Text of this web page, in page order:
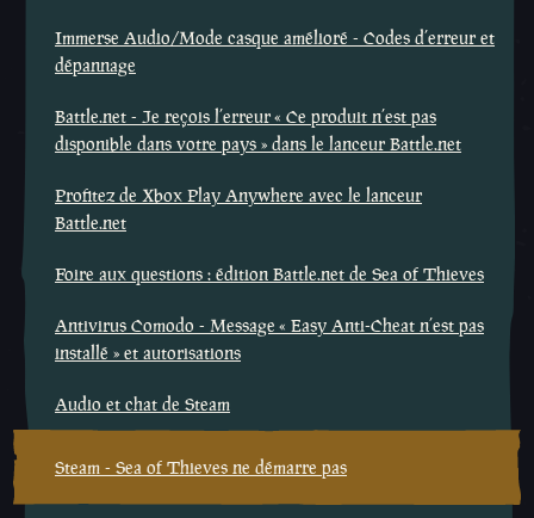
Immerse Audio/Mode casque amélioré - Codes d’erreur et
dépannage
Battle.net - Je reçois l’erreur « Ce produit n’est pas
disponible dans votre pays » dans le lanceur Battle.net
Profitez de Xbox Play Anywhere avec le lanceur
Battle.net
Foire aux questions : édition Battle.net de Sea of Thieves
Antivirus Comodo - Message « Easy Anti-Cheat n’est pas
installé » et autorisations
Audio et chat de Steam
Steam - Sea of Thieves ne démarre pas